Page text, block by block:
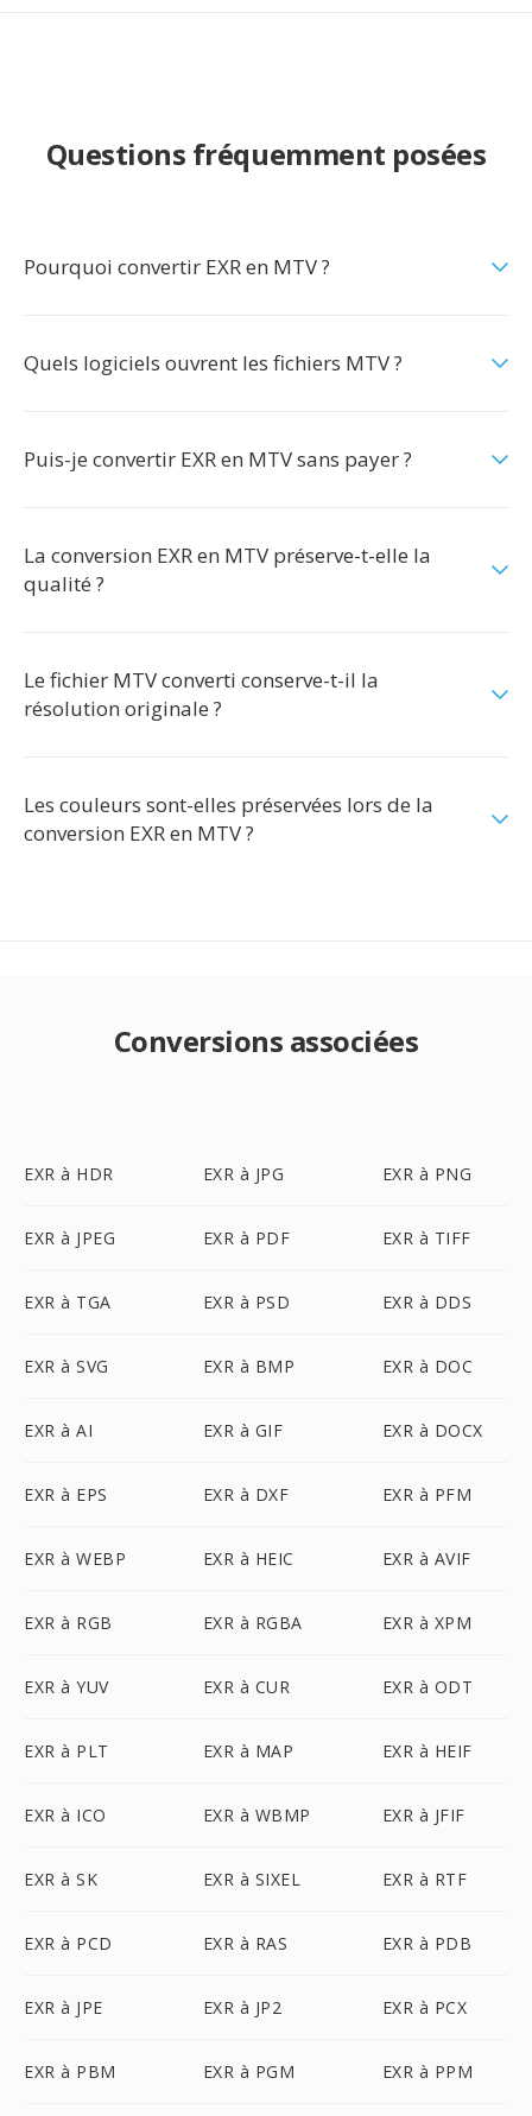
Questions fréquemment posées
Pourquoi convertir EXR en MTV ?
Quels logiciels ouvrent les fichiers MTV ?
Puis-je convertir EXR en MTV sans payer ?
La conversion EXR en MTV préserve-t-elle la
qualité ?
Le fichier MTV converti conserve-t-il la
résolution originale ?
Les couleurs sont-elles préservées lors de la
conversion EXR en MTV ?
Conversions associées
EXR à HDR EXR à JPG EXR à PNG
EXR à JPEG EXR à PDF EXR à TIFF
EXR à TGA EXR à PSD EXR à DDS
EXR à SVG EXR à BMP EXR à DOC
EXR à AI EXR à GIF EXR à DOCX
EXR à EPS EXR à DXF EXR à PFM
EXR à WEBP EXR à HEIC EXR à AVIF
EXR à RGB EXR à RGBA EXR à XPM
EXR à YUV EXR à CUR EXR à ODT
EXR à PLT EXR à MAP EXR à HEIF
EXR à ICO EXR à WBMP EXR à JFIF
EXR à SK EXR à SIXEL EXR à RTF
EXR à PCD EXR à RAS EXR à PDB
EXR à JPE EXR à JP2 EXR à PCX
EXR à PBM EXR à PGM EXR à PPM